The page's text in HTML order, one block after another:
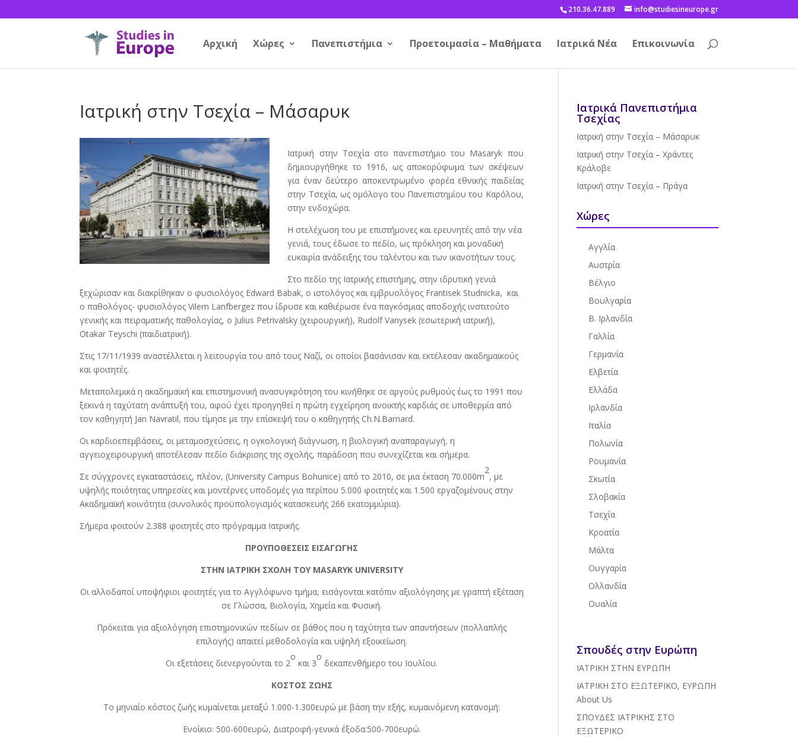
210.36.47.889 info@studiesineurope.gr
Αρχική Χώρες Πανεπιστήμια Προετοιμασία – Μαθήματα Ιατρικά Νέα Επικοινωνία
Ιατρική στην Τσεχία – Μάσαρυκ
Ιατρική στην Τσεχία στο πανεπιστήμιο του Masaryk που
δημιουργήθηκε το 1916, ως αποκορύφωμα των σκέψεων
για έναν δεύτερο αποκεντρωμένο φορέα εθνικής παιδείας
στην Τσεχία, ως ομόλογο του Πανεπιστημίου του Καρόλου,
στην ενδοχώρα.
Η στελέχωση του με επιστήμονες και ερευνητές από την νέα
γενιά, τους έδωσε το πεδίο, ως πρόκληση και μοναδική
ευκαιρία ανάδειξης του ταλέντου και των ικανοτήτων τους.
Στο πεδίο της Ιατρικής επιστήμης, στην ιδρυτική γενιά
ξεχώρισαν και διακρίθηκαν ο φυσιολόγος Edward Babak, ο ιστολόγος και εμβρυολόγος Frantisek Studnicka, και
ο παθολόγος- φυσιολόγος Vilem Lanfbergez που ίδρυσε και καθιέρωσε ένα παγκόσμιας αποδοχής ινστιτούτο
γενικής και πειραματικής παθολογίας, ο Julius Petrivalsky (χειρουργική), Rudolf Vanysek (εσωτερική ιατρική),
Otakar Teyschi (παιδιατρική).
Στις 17/11/1939 αναστέλλεται η λειτουργία του από τους Ναζί, οι οποίοι βασάνισαν και εκτέλεσαν ακαδημαϊκούς
και φοιτητές.
Μεταπολεμικά η ακαδημαϊκή και επιστημονική ανασυγκρότηση του κινήθηκε σε αργούς ρυθμούς έως το 1991 που
ξεκινά η ταχύτατη ανάπτυξή του, αφού έχει προηγηθεί η πρώτη εγχείρηση ανοικτής καρδιάς σε υποθερμία από
τον καθηγητή Jan Navratil, που τίμησε με την επίσκεψή του ο καθηγητής Ch.N.Barnard.
Οι καρδιοεπεμβάσεις, οι μεταμοσχεύσεις, η ογκολογική διάγνωση, η βιολογική αναπαραγωγή, η
αγγειοχειρουργική αποτέλεσαν πεδίο διάκρισης της σχολής, παράδοση που συνεχίζεται και σήμερα.
Σε σύγχρονες εγκαταστάσεις, πλέον, (University Campus Bohunice) από το 2010, σε μια έκταση 70.000m
2
, με
υψηλής ποιότητας υπηρεσίες και μοντέρνες υποδομές για περίπου 5.000 φοιτητές και 1.500 εργαζομένους στην
Ακαδημαϊκή κοινότητα (συνολικός προϋπολογισμός κατασκευής 266 εκατομμύρια).
Σήμερα φοιτούν 2.388 φοιτητές στο πρόγραμμα Ιατρικής.
ΠΡΟΥΠΟΘΕΣΕΙΣ ΕΙΣΑΓΩΓΗΣ
ΣΤΗΝ ΙΑΤΡΙΚΗ ΣΧΟΛΗ ΤΟΥ MASARYK UNIVERSITY
Οι αλλοδαποί υποψήφιοι φοιτητές για το Αγγλόφωνο τμήμα, εισάγονται κατόπιν αξιολόγησης με γραπτή εξέταση
σε Γλώσσα, Βιολογία, Χημεία και Φυσική.
Πρόκειται για αξιολόγηση επιστημονικών πεδίων σε βάθος που η ταχύτητα των απαντήσεων (πολλαπλής
επιλογής) απαιτεί μεθοδολογία και υψηλή εξοικείωση.
Οι εξετάσεις διενεργούνται το 2
ο
και 3
ο
δεκαπενθήμερο του Ιουλίου.
ΚΟΣΤΟΣ ΖΩΗΣ
Το μηνιαίο κόστος ζωής κυμαίνεται μεταξύ 1.000-1.300ευρώ με βάση την εξής, κυμαινόμενη κατανομή:
Ενοίκιο: 500-600ευρώ, Διατροφή-γενικά έξοδα:500-700ευρώ.
Ιατρικά Πανεπιστήμια
Τσεχίας
Ιατρική στην Τσεχία – Μάσαρυκ
Ιατρική στην Τσεχία – Χράντες
Κράλοβε
Ιατρική στην Τσεχία – Πράγα
Χώρες
Αγγλία
Αυστρία
Βέλγιο
Βουλγαρία
Β. Ιρλανδία
Γαλλία
Γερμανία
Ελβετία
Ελλάδα
Ιρλανδία
Ιταλία
Πολωνία
Ρουμανία
Σκωτία
Σλοβακία
Τσεχία
Κροατία
Μάλτα
Ουγγαρία
Ολλανδία
Ουαλία
Σπουδές στην Ευρώπη
ΙΑΤΡΙΚΗ ΣΤΗΝ ΕΥΡΩΠΗ
ΙΑΤΡΙΚΗ ΣΤΟ ΕΞΩΤΕΡΙΚΟ, ΕΥΡΩΠΗ
About Us
ΣΠΟΥΔΕΣ ΙΑΤΡΙΚΗΣ ΣΤΟ
ΕΞΩΤΕΡΙΚΟ